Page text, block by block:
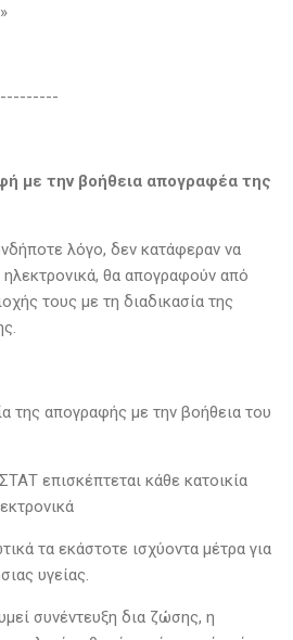
με την βοήθεια απογραφέα της
λόγο, δεν κατάφεραν να
θα απογραφούν από
τους με τη διαδικασία της
της απογραφής με την βοήθεια του
επισκέπτεται κάθε κατοικία
τα εκάστοτε ισχύοντα μέτρα για
υγείας.
συνέντευξη δια ζώσης, η